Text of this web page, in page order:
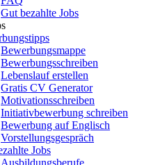
Gut bezahlte Jobs
Bewerbungsmappe
Bewerbungsschreiben
Lebenslauf erstellen
Gratis CV Generator
Motivationsschreiben
Initiativbewerbung schreiben
Bewerbung auf Englisch
Vorstellungsgespräch
Jobs
Ausbildungsberufe